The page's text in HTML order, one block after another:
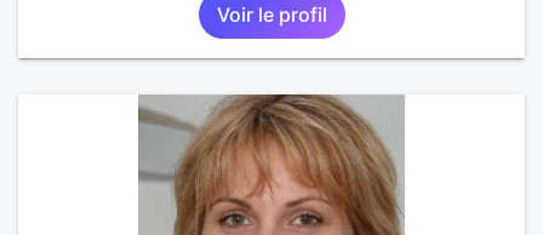
Voir le profil